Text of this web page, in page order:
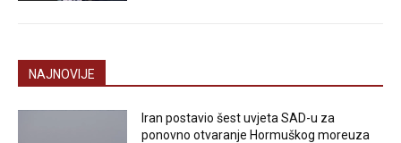
NAJNOVIJE
Iran postavio šest uvjeta SAD-u za
ponovno otvaranje Hormuškog moreuza